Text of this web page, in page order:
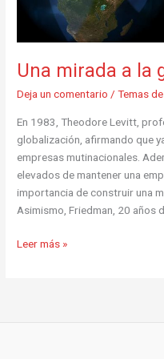
Una mirada a la
Deja un comentario /Temas
En 1983, Theodore Levitt,
globalización, afirmando que
empresas mutinacionales.
elevados de mantener una
importancia de construir una
Asimismo, Friedman, 20 años
Leer más »